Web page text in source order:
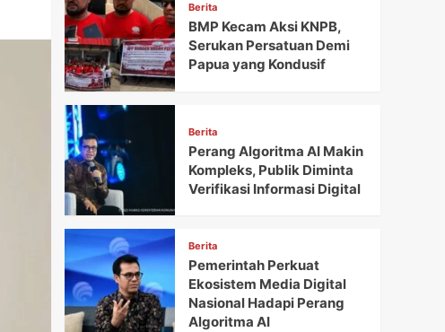
Berita
BMP Kecam Aksi KNPB,
Serukan Persatuan Demi
Papua yang Kondusif
Berita
Perang Algoritma AI Makin
Kompleks, Publik Diminta
Verifikasi Informasi Digital
Berita
Pemerintah Perkuat
Ekosistem Media Digital
Nasional Hadapi Perang
Algoritma AI